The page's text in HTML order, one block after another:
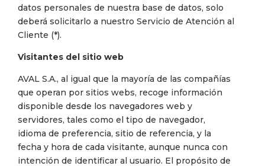
datos personales de nuestra base de datos, solo
deberá solicitarlo a nuestro Servicio de Atención al
Cliente (*).
Visitantes del sitio web
AVAL S.A., al igual que la mayoría de las compañías
que operan por sitios webs, recoge información
disponible desde los navegadores web y
servidores, tales como el tipo de navegador,
idioma de preferencia, sitio de referencia, y la
fecha y hora de cada visitante, aunque nunca con
intención de identificar al usuario. El propósito de